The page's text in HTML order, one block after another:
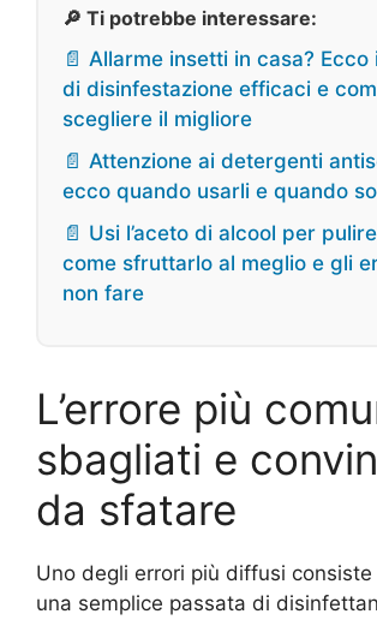
🔎 Ti potrebbe interessare:
📄 Allarme insetti in casa? Ecco
di disinfestazione efficaci e
scegliere il migliore
📄 Attenzione ai detergenti
ecco quando usarli e quando
📄 Usi l’aceto di alcool per
come sfruttarlo al meglio e gli
non fare
L’errore più
sbagliati e
da sfatare
Uno degli errori più diffusi consiste
una semplice passata di